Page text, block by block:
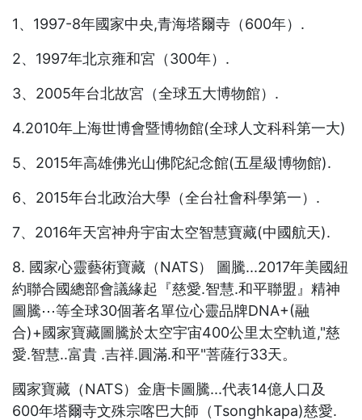
1、1997-8年國家中央,青海塔爾寺（600年）.
2、1997年北京雍和宮（300年）.
3、2005年台北故宮（全球五大博物館）.
4.2010年上海世博會暨博物館(全球人文科科第一大)
5、2015年高雄佛光山佛陀紀念館(五星級博物館).
6、2015年台北政治大學（全台社會科學第一）.
7、2016年天宮神舟宇宙太空智慧寶藏(中國航天).
8. 國家心靈藝術寶藏（NATS） 圖騰...2017年美國紐
約聯合國總部會議緣起『慈愛.智慧.和平聯盟』精神
圖騰⋯等全球30個著名單位心靈品牌DNA+(融
合)+國家寶藏圖騰於太空宇宙400公里太空軌道,"慈
愛.智慧..富貴 .吉祥.圓滿.和平"菩薩行33天。
國家寶藏（NATS）金唐卡圖騰...代表14億人口及
600年塔爾寺文殊宗喀巴大師（Tsonghkapa)慈愛.